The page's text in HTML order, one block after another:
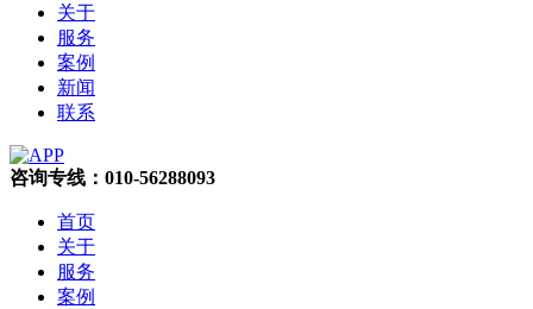
关于
服务
案例
新闻
联系
咨询专线：010-56288093
首页
关于
服务
案例